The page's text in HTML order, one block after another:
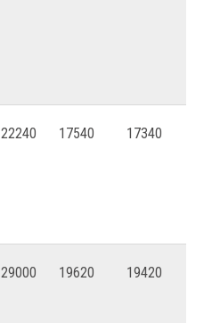
22240 17540 17340
29000 19620 19420